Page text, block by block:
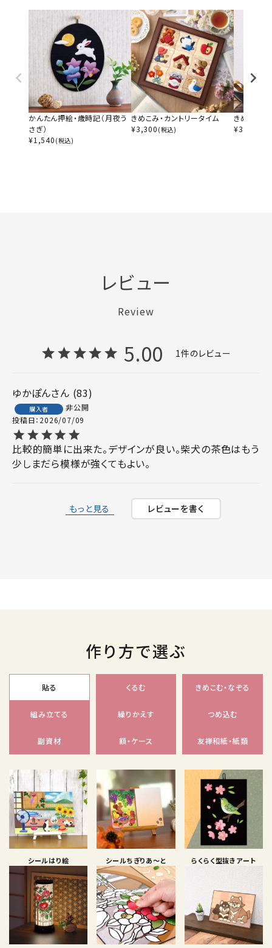
かんたん押絵・歳時記（月夜う
さぎ）
¥1,540 (税込)
きめこみ・カントリータイム
¥3,300 (税込)
きめこみ・
¥3,135
レビュー
Review
5.00 1
ゆかぽん 83
購入者
非公開
投稿日 2026/07/09
比較的簡単に出来た。デザインが良い。柴犬の茶色はもう
少しまだら模様が強くてもよい。
もっと見る レビューを書く
作り方で選ぶ
貼る くるむ きめこむ・なぞる
組み立てる 繰りかえす つめ込む
副資材 額・ケース 友禅和紙・紙類
シールはり絵 シールちぎりあ〜と らくらく型抜きアート